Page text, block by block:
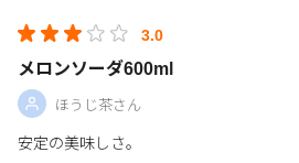
3.0
メロンソーダ600ml
ほうじ茶さん
安定の美味しさ。